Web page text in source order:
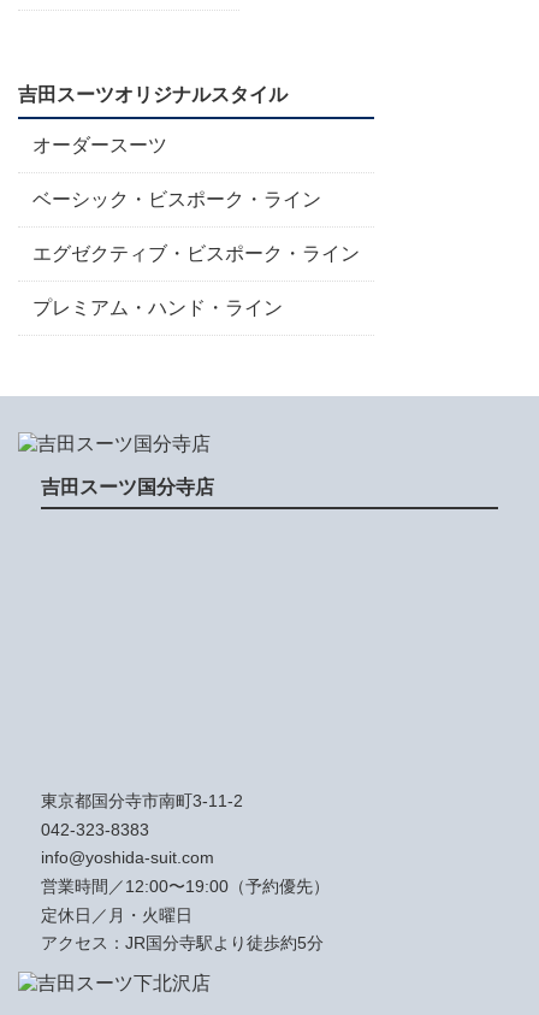
吉田スーツオリジナルスタイル
オーダースーツ
ベーシック・ビスポーク・ライン
エグゼクティブ・ビスポーク・ライン
プレミアム・ハンド・ライン
吉田スーツ国分寺店
東京都国分寺市南町3-11-2
042-323-8383
info@yoshida-suit.com
営業時間／12:00〜19:00（予約優先）
定休日／月・火曜日
アクセス：JR国分寺駅より徒歩約5分